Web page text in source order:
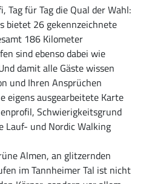
Tag für Tag die Qual der Wahl:
bietet 26 gekennzeichnete
186 Kilometer
sind ebenso dabei wie
damit alle Gäste wissen
und Ihren Ansprüchen
eigens ausgearbeitete Karte
Schwierigkeitsgrund
Lauf- und Nordic Walking
Almen, an glitzernden
im Tannheimer Tal ist nicht